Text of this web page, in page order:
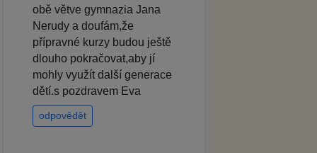
obě větve gymnazia Jana
Nerudy a doufám,že
přípravné kurzy budou ještě
dlouho pokračovat,aby jí
mohly využít další generace
dětí.s pozdravem Eva
odpovědět